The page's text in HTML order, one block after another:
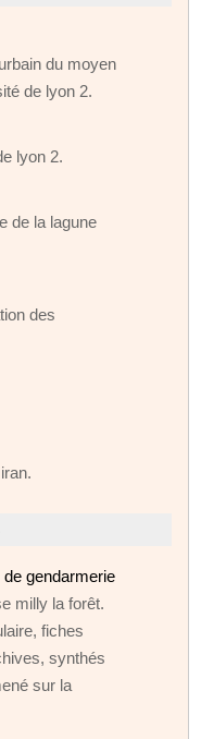
du moyen
de lyon 2.
lyon 2.
de la lagune
des
gendarmerie
milly la forêt.
fiches
synthés
sur la